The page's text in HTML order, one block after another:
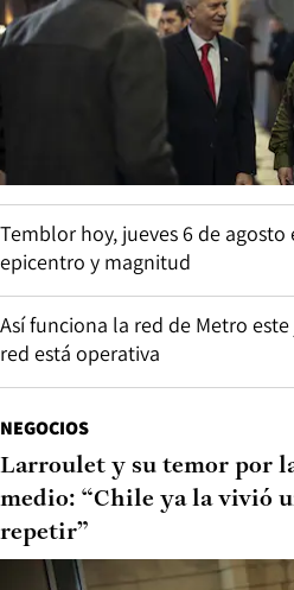
Temblor hoy, jueves 6 de
epicentro y magnitud
Así funciona la red de Metro
red está operativa
NEGOCIOS
Larroulet y su temor por
medio: “Chile ya la vivió
repetir”